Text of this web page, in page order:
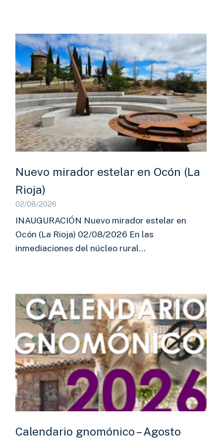
Nuevo mirador estelar en Ocón (La
Rioja)
02/08/2026
INAUGURACIÓN Nuevo mirador estelar en
Ocón (La Rioja) 02/08/2026 En las
inmediaciones del núcleo rural…
Calendario gnomónico – Agosto